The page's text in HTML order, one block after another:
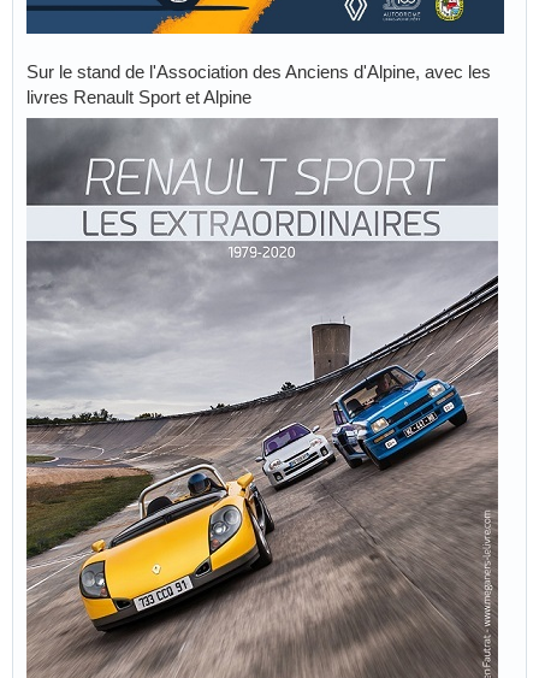
Sur le stand de l'Association des Anciens d'Alpine, avec les
livres Renault Sport et Alpine